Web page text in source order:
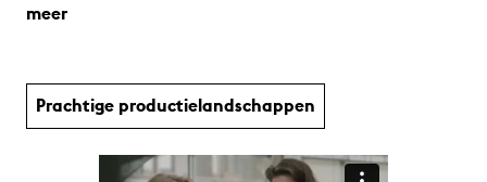
meer
Prachtige productie­land­schap­pen